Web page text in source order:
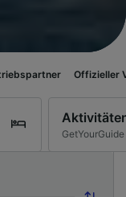
Offizieller
GetYourGuide